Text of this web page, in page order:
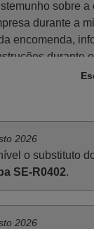
sobre a
durante a
encomenda,
durante
cumprimento
para que
raro encontrar
cliente seja tão
por vós.
2026
o substituto
SE-R0402.
2026